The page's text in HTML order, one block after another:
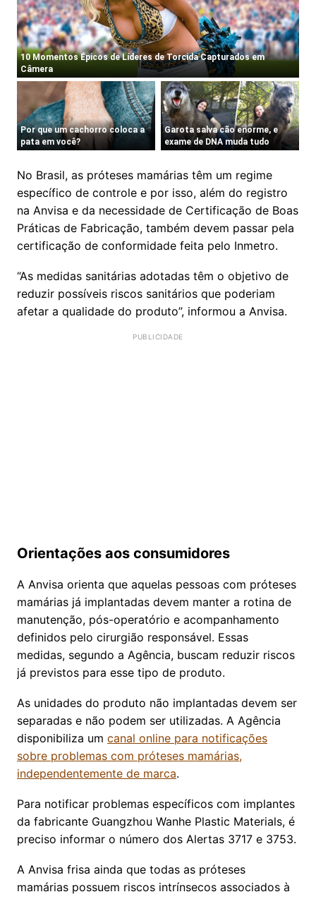
No Brasil, as próteses mamárias têm um regime
específico de controle e por isso, além do registro
na Anvisa e da necessidade de Certificação de Boas
Práticas de Fabricação, também devem passar pela
certificação de conformidade feita pelo Inmetro.
“As medidas sanitárias adotadas têm o objetivo de
reduzir possíveis riscos sanitários que poderiam
afetar a qualidade do produto”, informou a Anvisa.
Orientações aos consumidores
A Anvisa orienta que aquelas pessoas com próteses
mamárias já implantadas devem manter a rotina de
manutenção, pós-operatório e acompanhamento
definidos pelo cirurgião responsável. Essas
medidas, segundo a Agência, buscam reduzir riscos
já previstos para esse tipo de produto.
As unidades do produto não implantadas devem ser
separadas e não podem ser utilizadas. A Agência
disponibiliza um canal online para notificações
sobre problemas com próteses mamárias,
independentemente de marca.
Para notificar problemas específicos com implantes
da fabricante Guangzhou Wanhe Plastic Materials, é
preciso informar o número dos Alertas 3717 e 3753.
A Anvisa frisa ainda que todas as próteses
mamárias possuem riscos intrínsecos associados à